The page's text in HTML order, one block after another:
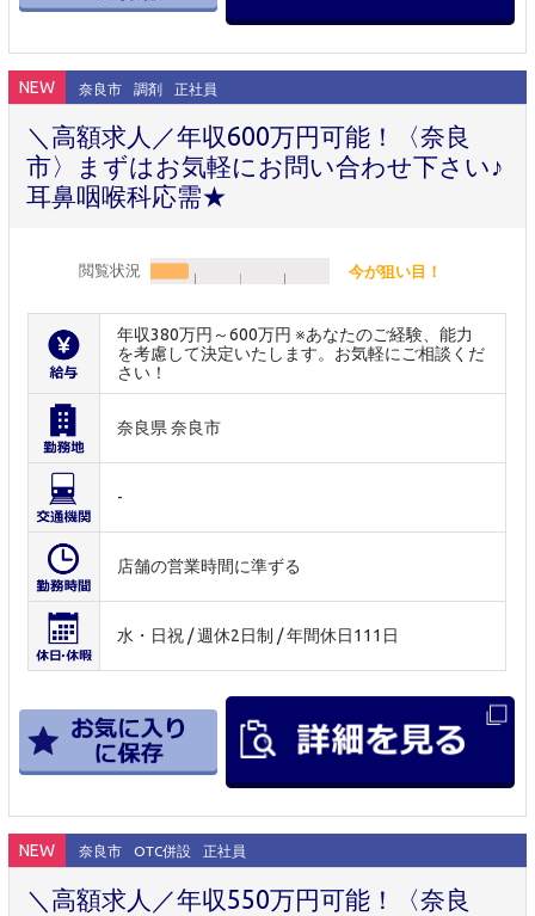
NEW 奈良市 調剤 正社員
＼高額求人／年収600万円可能！〈奈良
市〉まずはお気軽にお問い合わせ下さい♪
耳鼻咽喉科応需★
閲覧状況 今が狙い目！
年収380万円～600万円 ※あなたのご経験、能力
を考慮して決定いたします。お気軽にご相談くだ
さい！
奈良県 奈良市
-
店舗の営業時間に準ずる
水・日祝 / 週休2日制 / 年間休日111日
NEW 奈良市 OTC併設 正社員
＼高額求人／年収550万円可能！〈奈良